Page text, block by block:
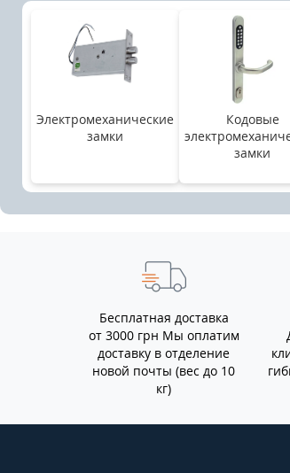
Электромеханические
замки
Кодовые
замки
Бесплатная доставка
от 3000 грн Мы оплатим
доставку в отделение
новой почты (вес до 10
кг)